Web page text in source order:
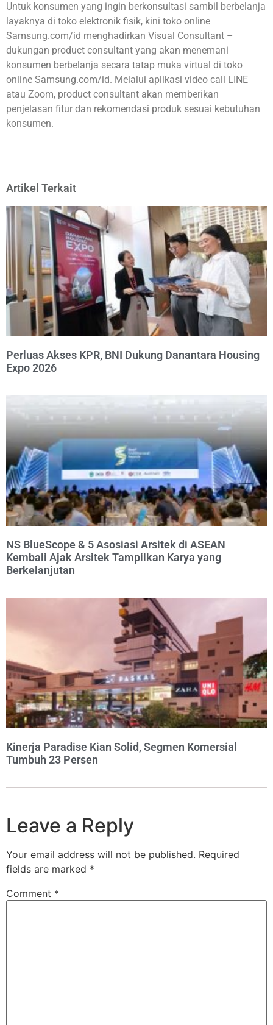
Untuk konsumen yang ingin berkonsultasi sambil berbelanja
layaknya di toko elektronik fisik, kini toko online
Samsung.com/id menghadirkan Visual Consultant –
dukungan product consultant yang akan menemani
konsumen berbelanja secara tatap muka virtual di toko
online Samsung.com/id. Melalui aplikasi video call LINE
atau Zoom, product consultant akan memberikan
penjelasan fitur dan rekomendasi produk sesuai kebutuhan
konsumen.
Artikel Terkait
Perluas Akses KPR, BNI Dukung Danantara Housing
Expo 2026
NS BlueScope & 5 Asosiasi Arsitek di ASEAN
Kembali Ajak Arsitek Tampilkan Karya yang
Berkelanjutan
Kinerja Paradise Kian Solid, Segmen Komersial
Tumbuh 23 Persen
Leave a Reply
Your email address will not be published. Required
fields are marked *
Comment *